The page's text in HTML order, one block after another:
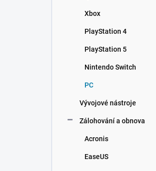
Xbox
PlayStation 4
PlayStation 5
Nintendo Switch
PC
Vývojové nástroje
Zálohování a obnova
Acronis
EaseUS